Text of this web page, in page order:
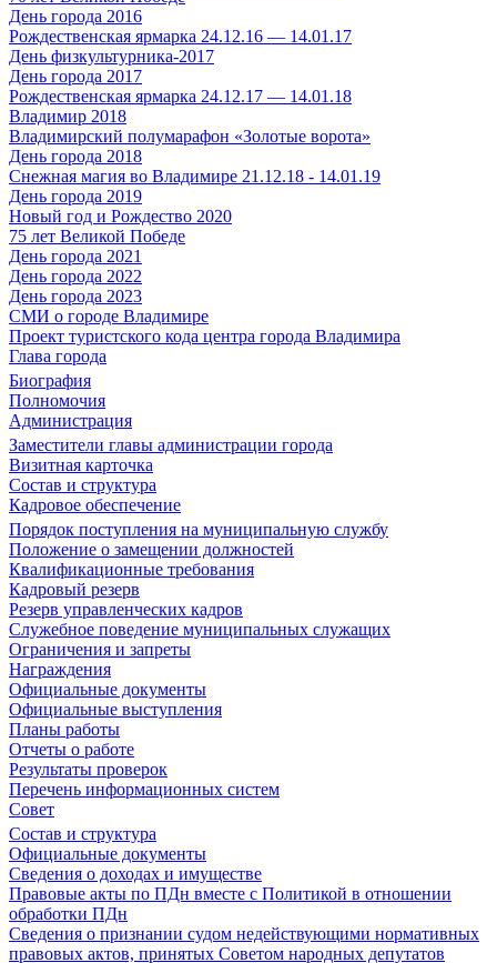
День города 2016
Рождественская ярмарка 24.12.16 — 14.01.17
День физкультурника-2017
День города 2017
Рождественская ярмарка 24.12.17 — 14.01.18
Владимир 2018
Владимирский полумарафон «Золотые ворота»
День города 2018
Снежная магия во Владимире 21.12.18 - 14.01.19
День города 2019
Новый год и Рождество 2020
75 лет Великой Победе
День города 2021
День города 2022
День города 2023
СМИ о городе Владимире
Проект туристского кода центра города Владимира
Глава города
Биография
Полномочия
Администрация
Заместители главы администрации города
Визитная карточка
Состав и структура
Кадровое обеспечение
Порядок поступления на муниципальную службу
Положение о замещении должностей
Квалификационные требования
Кадровый резерв
Резерв управленческих кадров
Служебное поведение муниципальных служащих
Ограничения и запреты
Награждения
Официальные документы
Официальные выступления
Планы работы
Отчеты о работе
Результаты проверок
Перечень информационных систем
Совет
Состав и структура
Официальные документы
Сведения о доходах и имуществе
Правовые акты по ПДн вместе с Политикой в отношении
обработки ПДн
Сведения о признании судом недействующими нормативных
правовых актов, принятых Советом народных депутатов